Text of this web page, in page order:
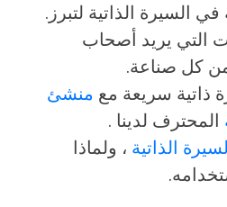
السيرة الذاتية لتبرز.
التي يريد أصحاب
من كل صناعة.
ذاتية سريعة مع منشئ
المحترف لدينا .
الذاتية ، ولماذا